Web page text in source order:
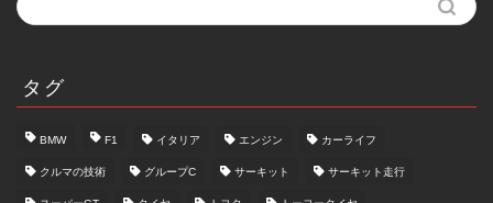
タグ
BMW F1 イタリア エンジン カーライフ
クルマの技術 グループC サーキット サーキット走行